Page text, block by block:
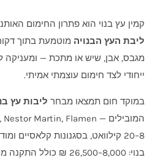
קמין עץ בנוי הוא פתרון החימום
ליבת העץ הבנויה מוטמעת בתוך
מגבס, אבן, שיש או מתכת — ומעניקה
ייחודי לצד חימום עוצמתי אמיתי.
במוקד חום תמצאו מבחר ליבות עץ
8–20 קילוואט, בסגנונות קלאסיים
בנוי: 8,000–26,500 ₪